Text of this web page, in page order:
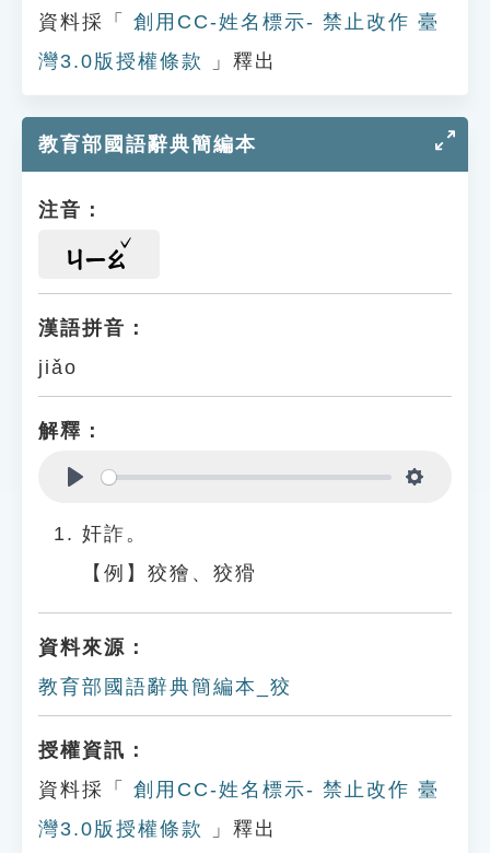
資料採「
創用CC-姓名標示- 禁止改作 臺
灣3.0版授權條款
」釋出
教育部國語辭典簡編本
注音：
ㄐㄧㄠ
漢語拼音：
jiǎo
解釋：
奸詐。
【例】狡獪、狡猾
資料來源：
教育部國語辭典簡編本_狡
授權資訊：
資料採「
創用CC-姓名標示- 禁止改作 臺
灣3.0版授權條款
」釋出